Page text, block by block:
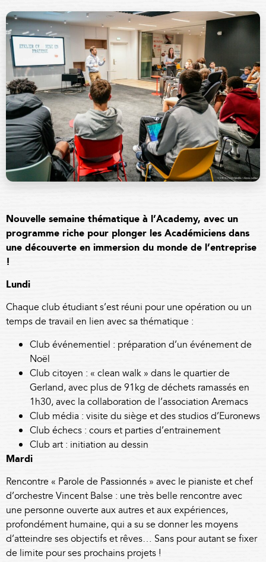
Nouvelle semaine thématique à l’Academy, avec un
programme riche pour plonger les Académiciens dans
une découverte en immersion du monde de l’entreprise
!
Lundi
Chaque club étudiant s’est réuni pour une opération ou un
temps de travail en lien avec sa thématique :
Club événementiel : préparation d’un événement de
Noël
Club citoyen : « clean walk » dans le quartier de
Gerland, avec plus de 91kg de déchets ramassés en
1h30, avec la collaboration de l’association Aremacs
Club média : visite du siège et des studios d’Euronews
Club échecs : cours et parties d’entrainement
Club art : initiation au dessin
Mardi
Rencontre « Parole de Passionnés » avec le pianiste et chef
d’orchestre Vincent Balse : une très belle rencontre avec
une personne ouverte aux autres et aux expériences,
profondément humaine, qui a su se donner les moyens
d’atteindre ses objectifs et rêves… Sans pour autant se fixer
de limite pour ses prochains projets !